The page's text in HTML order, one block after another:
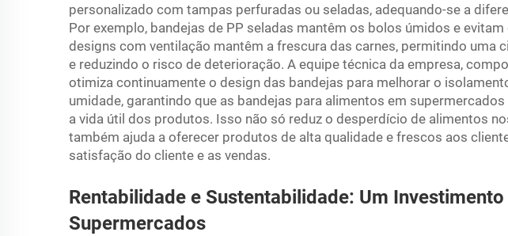
personalizado com tampas perfuradas ou seladas, adequando-se a
Por exemplo, bandejas de PP seladas mantêm os bolos úmidos e
designs com ventilação mantêm a frescura das carnes, permitindo uma
e reduzindo o risco de deterioração. A equipe técnica da empresa,
otimiza continuamente o design das bandejas para melhorar o
umidade, garantindo que as bandejas para alimentos em
a vida útil dos produtos. Isso não só reduz o desperdício de alimentos
também ajuda a oferecer produtos de alta qualidade e frescos aos
satisfação do cliente e as vendas.
Rentabilidade e Sustentabilidade: Um
Supermercados